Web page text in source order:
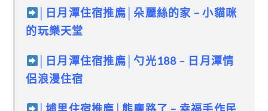
│日月潭住宿推廌│朵麗絲的家 – 小貓咪
的玩樂天堂
日月潭住宿推廌 │勺光188 – 日月潭情
侶浪漫住宿